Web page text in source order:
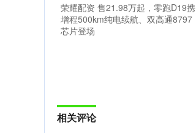
荣耀配资 售21.98万起，零跑D19携
增程500km纯电续航、双高通8797
芯片登场
相关评论